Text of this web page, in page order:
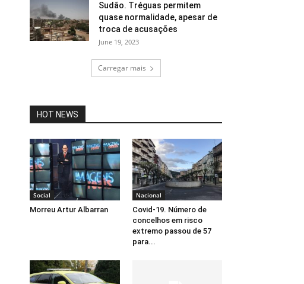
Sudão. Tréguas permitem
quase normalidade, apesar de
troca de acusações
June 19, 2023
Carregar mais
HOT NEWS
Social
Morreu Artur Albarran
Nacional
Covid-19. Número de
concelhos em risco
extremo passou de 57
para...